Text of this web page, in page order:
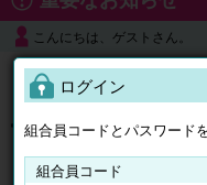
こんにちは、ゲストさん。
よくある質問
ログイン
組合員コードとパスワード
組合員コード